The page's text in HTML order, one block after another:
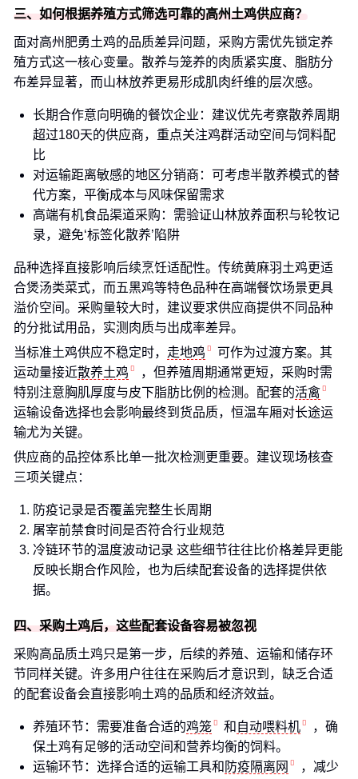
三、如何根据养殖方式筛选可靠的高州土鸡供应商？
面对高州肥勇土鸡的品质差异问题，采购方需优先锁定养
殖方式这一核心变量。散养与笼养的肉质紧实度、脂肪分
布差异显著，而山林放养更易形成肌肉纤维的层次感。
长期合作意向明确的餐饮企业：建议优先考察散养周期
超过180天的供应商，重点关注鸡群活动空间与饲料配
比
对运输距离敏感的地区分销商：可考虑半散养模式的替
代方案，平衡成本与风味保留需求
高端有机食品渠道采购：需验证山林放养面积与轮牧记
录，避免‘标签化散养’陷阱
品种选择直接影响后续烹饪适配性。传统黄麻羽土鸡更适
合煲汤类菜式，而五黑鸡等特色品种在高端餐饮场景更具
溢价空间。采购量较大时，建议要求供应商提供不同品种
的分批试用品，实测肉质与出成率差异。
当标准土鸡供应不稳定时， 走地鸡
可作为过渡方案。其
运动量接近散养土鸡
，但养殖周期通常更短，采购时需
特别注意胸肌厚度与皮下脂肪比例的检测。配套的活禽
运输设备选择也会影响最终到货品质，恒温车厢对长途运
输尤为关键。
供应商的品控体系比单一批次检测更重要。建议现场核查
三项关键点：
防疫记录是否覆盖完整生长周期
屠宰前禁食时间是否符合行业规范
冷链环节的温度波动记录 这些细节往往比价格差异更能
反映长期合作风险，也为后续配套设备的选择提供依
据。
四、采购土鸡后，这些配套设备容易被忽视
采购高品质土鸡只是第一步，后续的养殖、运输和储存环
节同样关键。许多用户往往在采购后才意识到，缺乏合适
的配套设备会直接影响土鸡的品质和经济效益。
养殖环节：需要准备合适的鸡笼 和 自动喂料机
，确
保土鸡有足够的活动空间和营养均衡的饲料。
运输环节：选择合适的运输工具和 防疫隔离网
，减少